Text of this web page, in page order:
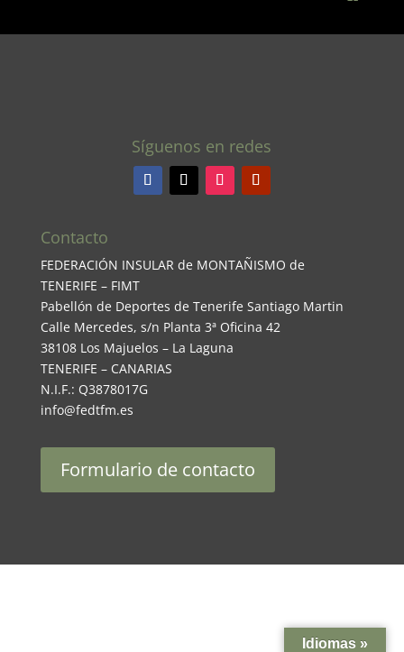
Síguenos en redes
Contacto
FEDERACIÓN INSULAR de MONTAÑISMO de
TENERIFE – FIMT
Pabellón de Deportes de Tenerife Santiago Martin
Calle Mercedes, s/n Planta 3ª Oficina 42
38108 Los Majuelos – La Laguna
TENERIFE – CANARIAS
N.I.F.: Q3878017G
info@fedtfm.es
Formulario de contacto
Idiomas »